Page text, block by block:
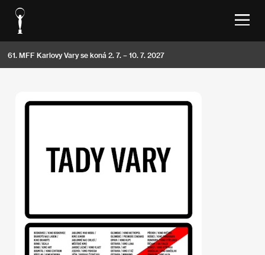
61. MFF Karlovy Vary se koná 2. 7. – 10. 7. 2027